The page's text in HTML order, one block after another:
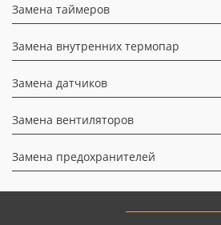
Замена таймеров
Замена внутренних термопар
Замена датчиков
Замена вентиляторов
Замена предохранителей